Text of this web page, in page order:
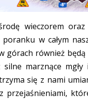
wieczorem
w całym
górach również będą
marznące mgły
się z nami
przejaśnieniami,